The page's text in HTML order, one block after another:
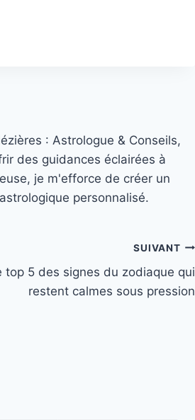
: Astrologue & Conseils,
des guidances éclairées à
je m'efforce de créer un
personnalisé.
SUIVANT
top 5 des signes du zodiaque qui
restent calmes sous pression